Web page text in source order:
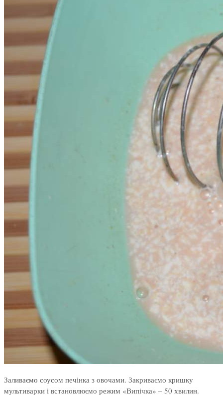
Заливаємо соусом печінка з овочами. Закриваємо кришку
мультиварки і встановлюємо режим «Випічка» – 50 хвилин.